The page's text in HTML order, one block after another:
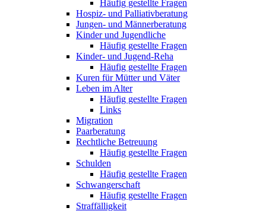
Häufig gestellte Fragen
Hospiz- und Palliativberatung
Jungen- und Männerberatung
Kinder und Jugendliche
Häufig gestellte Fragen
Kinder- und Jugend-Reha
Häufig gestellte Fragen
Kuren für Mütter und Väter
Leben im Alter
Häufig gestellte Fragen
Links
Migration
Paarberatung
Rechtliche Betreuung
Häufig gestellte Fragen
Schulden
Häufig gestellte Fragen
Schwangerschaft
Häufig gestellte Fragen
Straffälligkeit